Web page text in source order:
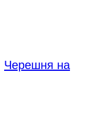
Черешня на